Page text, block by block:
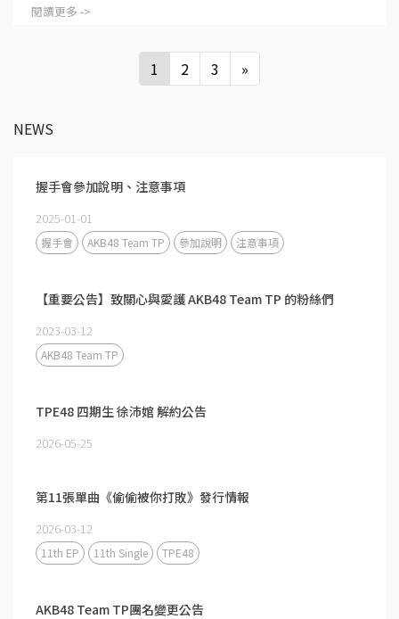
閱讀更多 ->
1 2 3 »
NEWS
握手會參加說明、注意事項
2025-01-01
握手會 AKB48 Team TP 參加說明 注意事項
【重要公告】致關心與愛護 AKB48 Team TP 的粉絲們
2023-03-12
AKB48 Team TP
TPE48 四期生 徐沛婠 解約公告
2026-05-25
第11張單曲《偷偷被你打敗》發行情報
2026-03-12
11th EP 11th Single TPE48
AKB48 Team TP團名變更公告